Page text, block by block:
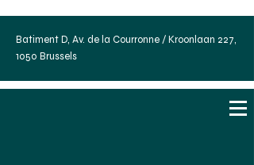
Batiment D, Av. de la Courronne / Kroonlaan 227,
1050 Brussels